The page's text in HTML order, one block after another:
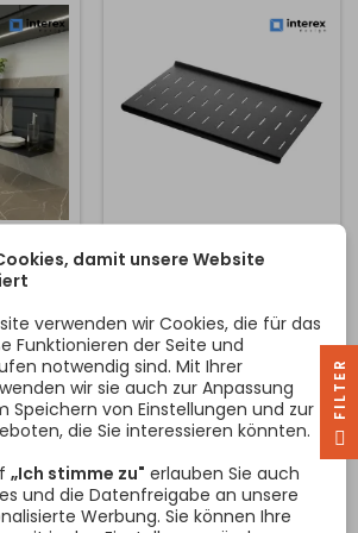
einfach
Das
Geschirrtüchern, ein Haken
und eine Tiefe...
II in
zur
OXXO / ANTHRAZIT
designorientiertes
Aufhängesystem für die
Küche, das sowohl
funktionell als auch einfach
zu montieren ist. Das
gesamte System besteht
Wandklammern und
individuellen Beschlägen.
Das Hängeregal zum
Preis
27,11 €
damit unsere Website
verwenden wir Cookies, die für das
Funktionieren der Seite und
notwendig sind. Mit Ihrer
wir sie auch zur Anpassung
Speichern von Einstellungen und zur
die Sie interessieren könnten.
„Ich stimme zu" erlauben Sie auch
und die Datenfreigabe an unsere
Werbung. Sie können Ihre
R